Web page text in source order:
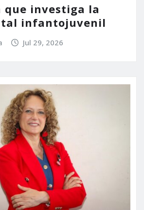
investiga la
infantojuvenil
Jul 29, 2026